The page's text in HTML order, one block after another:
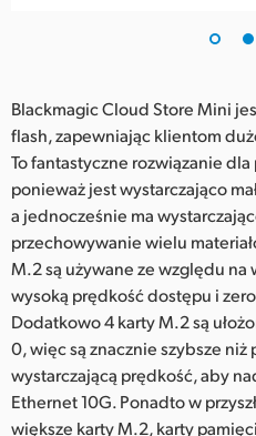
Blackmagic Cloud Store Mini
flash, zapewniając klientom
To fantastyczne rozwiązanie
ponieważ jest wystarczająco
a jednocześnie ma
przechowywanie wielu
M.2 są używane ze względu
wysoką prędkość dostępu i
Dodatkowo 4 karty M.2 są
0, więc są znacznie szybsze
wystarczającą prędkość, aby
Ethernet 10G. Ponadto w
większe karty M.2, karty